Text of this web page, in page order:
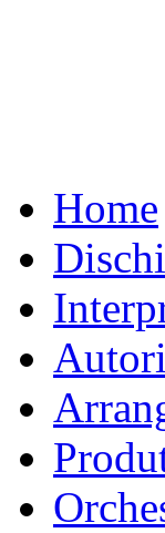
Home
Dischi
Autori